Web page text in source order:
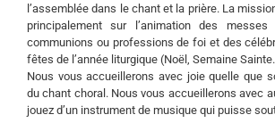
l’assemblée dans le chant et la prière. La
principalement sur l’animation des
communions ou professions de foi et des
fêtes de l’année liturgique (Noël, Semaine
Nous vous accueillerons avec joie quelle que
du chant choral. Nous vous accueillerons avec
jouez d’un instrument de musique qui puisse